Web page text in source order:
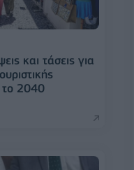
και τάσεις για
το 2040